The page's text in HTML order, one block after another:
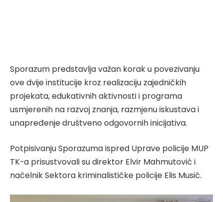
Sporazum predstavlja važan korak u povezivanju
ove dvije institucije kroz realizaciju zajedničkih
projekata, edukativnih aktivnosti i programa
usmjerenih na razvoj znanja, razmjenu iskustava i
unapređenje društveno odgovornih inicijativa.
Potpisivanju Sporazuma ispred Uprave policije MUP
TK-a prisustvovali su direktor Elvir Mahmutović i
načelnik Sektora kriminalističke policije Elis Musić.